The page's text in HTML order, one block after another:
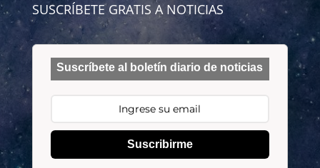
SUSCRÍBETE GRATIS A NOTICIAS
Suscríbete al boletín diario de noticias
Suscribirme